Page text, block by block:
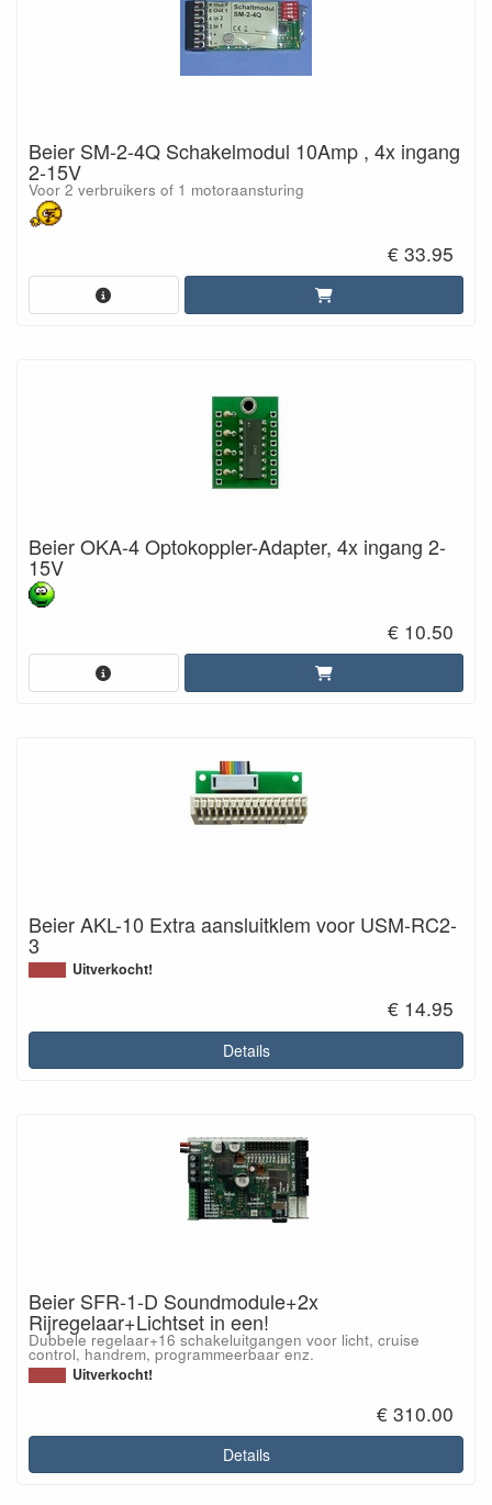
Beier SM-2-4Q Schakelmodul 10Amp , 4x ingang
2-15V
Voor 2 verbruikers of 1 motoraansturing
€ 33.95
Beier OKA-4 Optokoppler-Adapter, 4x ingang 2-
15V
€ 10.50
Beier AKL-10 Extra aansluitklem voor USM-RC2-
3
Uitverkocht!
€ 14.95
Details
Beier SFR-1-D Soundmodule+2x
Rijregelaar+Lichtset in een!
Dubbele regelaar+16 schakeluitgangen voor licht, cruise
control, handrem, programmeerbaar enz.
Uitverkocht!
€ 310.00
Details